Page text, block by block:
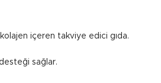
içeren takviye edici gıda.
sağlar.